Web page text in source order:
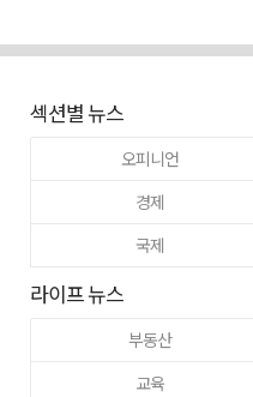
섹션별 뉴스
오피니언
경제
국제
라이프 뉴스
부동산
교육